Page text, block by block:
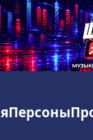
Персоны